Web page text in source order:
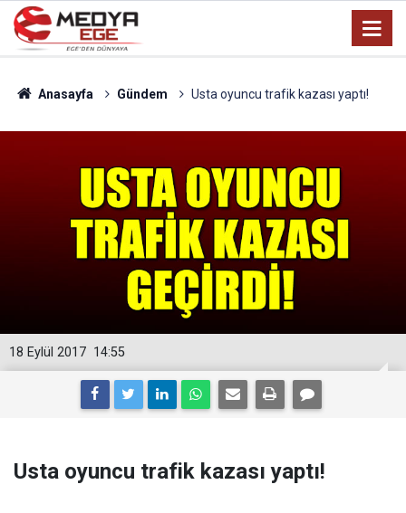
Anasayfa Gündem Usta oyuncu trafik kazası yaptı!
14:55
18 Eylül 2017
Usta oyuncu trafik kazası yaptı!